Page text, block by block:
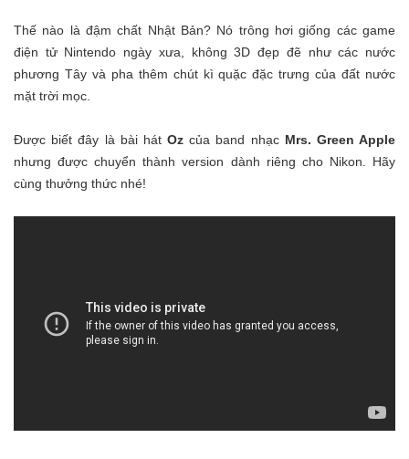
Thế nào là đậm chất Nhật Bản? Nó trông hơi giống các game
điện tử Nintendo ngày xưa, không 3D đẹp đẽ như các nước
phương Tây và pha thêm chút kì quặc đặc trưng của đất nước
mặt trời mọc.
Được biết đây là bài hát Oz của band nhạcMrs. Green Apple
nhưng được chuyển thành version dành riêng cho Nikon. Hãy
cùng thưởng thức nhé!